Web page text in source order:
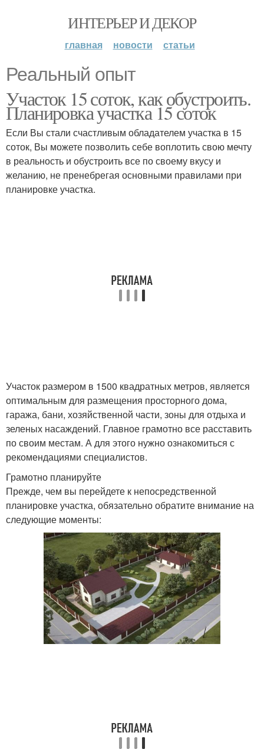
ИНТЕРЬЕР И ДЕКОР
главная новости статьи
Реальный опыт
Участок 15 соток, как обустроить.
Планировка участка 15 соток
Если Вы стали счастливым обладателем участка в 15
соток, Вы можете позволить себе воплотить свою мечту
в реальность и обустроить все по своему вкусу и
желанию, не пренебрегая основными правилами при
планировке участка.
Участок размером в 1500 квадратных метров, является
оптимальным для размещения просторного дома,
гаража, бани, хозяйственной части, зоны для отдыха и
зеленых насаждений. Главное грамотно все расставить
по своим местам. А для этого нужно ознакомиться с
рекомендациями специалистов.
Грамотно планируйте
Прежде, чем вы перейдете к непосредственной
планировке участка, обязательно обратите внимание на
следующие моменты: